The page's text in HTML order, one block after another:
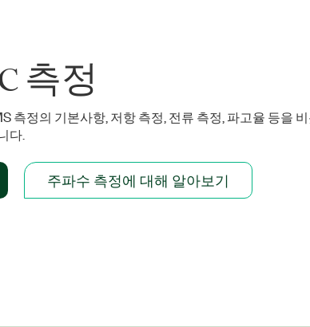
측정
측정의 기본사항, 저항 측정, 전류 측정, 파고율 등을
다.
주파수 측정에 대해 알아보기